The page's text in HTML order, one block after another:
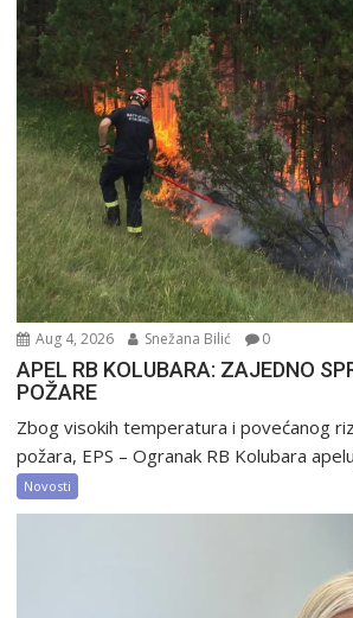
Aug 4, 2026 Snežana Bilić 0
APEL RB KOLUBARA: ZAJEDNO
POŽARE
Zbog visokih temperatura i povećanog
požara, EPS – Ogranak RB Kolubara
Novosti